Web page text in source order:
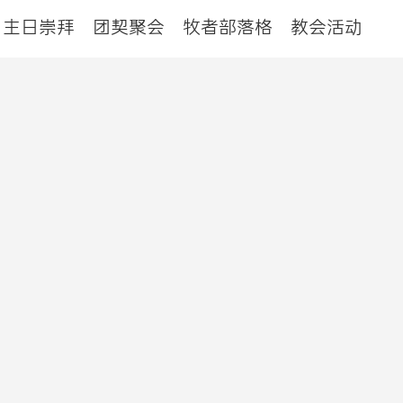
主日崇拜 团契聚会 牧者部落格 教会活动